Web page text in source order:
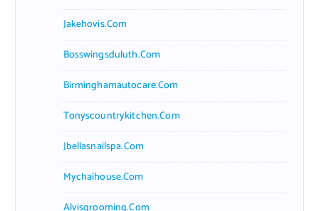
Jakehovis.com
Bosswingsduluth.com
Birminghamautocare.com
Tonyscountrykitchen.com
Jbellasnailspa.com
Mychaihouse.com
Alvisgrooming.com